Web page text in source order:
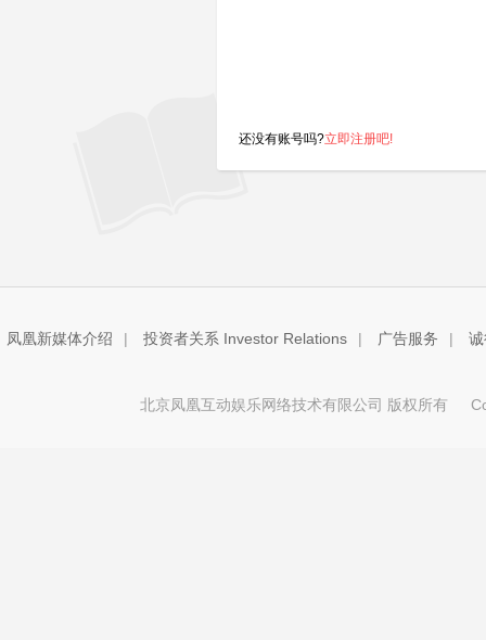
还没有账号吗?立即注册吧!
凤凰新媒体介绍 | 投资者关系 Investor Relations | 广告服务 |
北京凤凰互动娱乐网络技术有限公司 版权所有